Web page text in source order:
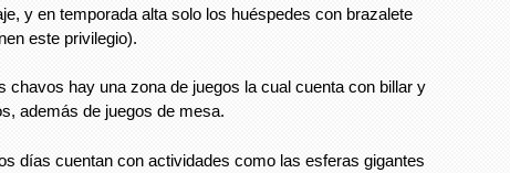
y en temporada alta solo los huéspedes con brazalete
este privilegio).
chavos hay una zona de juegos la cual cuenta con billar y
además de juegos de mesa.
días cuentan con actividades como las esferas gigantes